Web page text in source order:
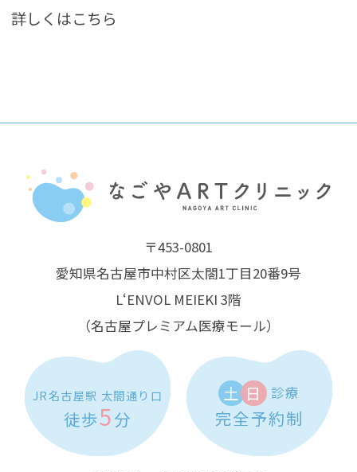
詳しくはこちら
〒453-0801
愛知県名古屋市中村区太閤1丁目20番9号
L‘ENVOL MEIEKI 3階
（名古屋プレミアム医療モール）
JR名古屋駅 太閤通り口
徒歩5分
土 日 診療
完全予約制